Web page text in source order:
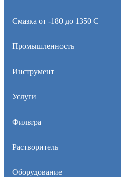
Смазка от -180 до 1350 С
Промышленность
Инструмент
Услуги
Фильтра
Растворитель
Оборудование